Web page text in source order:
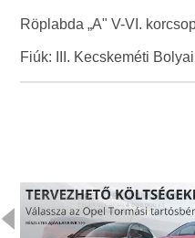
Röplabda „A" V-VI.
Fiúk: III. Kecskeméti